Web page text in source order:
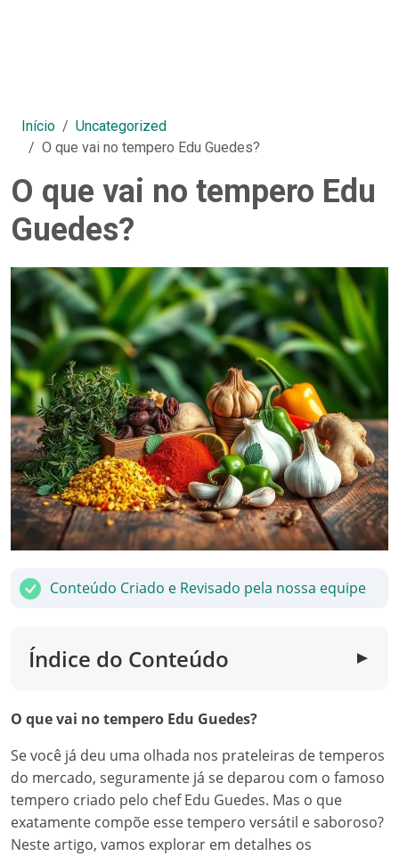
Início
Uncategorized
O que vai no tempero Edu Guedes?
O que vai no tempero Edu
Guedes?
Conteúdo Criado e Revisado pela nossa equipe
Índice do Conteúdo ▼
O que vai no tempero Edu Guedes?
Se você já deu uma olhada nos prateleiras de temperos
do mercado, seguramente já se deparou com o famoso
tempero criado pelo chef Edu Guedes. Mas o que
exatamente compõe esse tempero versátil e saboroso?
Neste artigo, vamos explorar em detalhes os